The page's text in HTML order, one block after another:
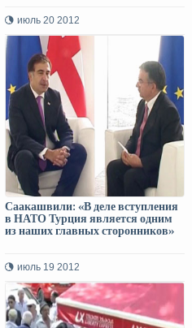
июль 20 2012
Саакашвили: «В деле вступления
в НАТО Турция является одним
из наших главных сторонников»
июль 19 2012